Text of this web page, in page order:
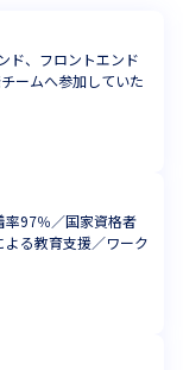
、フロントエンド
ームへ参加していた
97％／国家資格者
よる教育支援／ワーク